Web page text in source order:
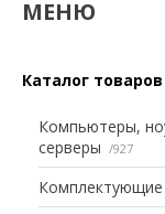
Каталог товаров
Компьютеры,
серверы
927
Комплектующие